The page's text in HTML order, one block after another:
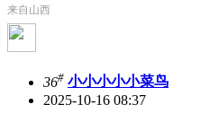
来自山西
36# 小小小小小菜鸟
2025-10-16 08:37